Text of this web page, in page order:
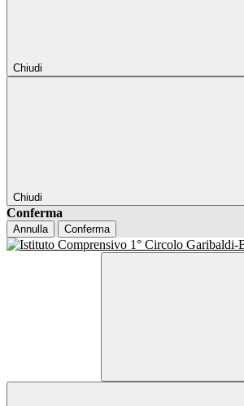
Chiudi
Chiudi
Conferma
Annulla Conferma